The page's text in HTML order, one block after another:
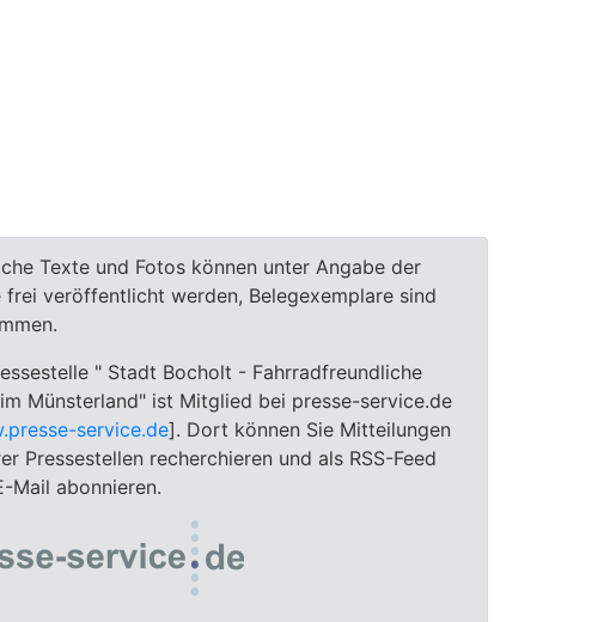
Texte und Fotos können unter Angabe der
frei veröffentlicht werden, Belegexemplare sind
" Stadt Bocholt - Fahrradfreundliche
Münsterland" ist Mitglied bei presse-service.de
service.de]. Dort können Sie Mitteilungen
Pressestellen recherchieren und als RSS-Feed
Mail abonnieren.